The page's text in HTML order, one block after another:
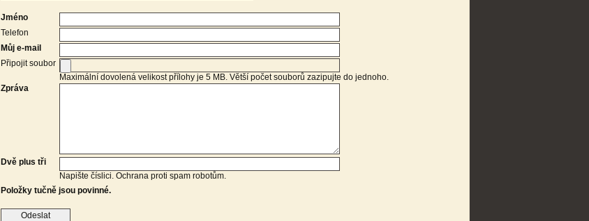
Jméno
Telefon
Můj e-mail
Připojit soubor
Maximální dovolená velikost přílohy je 5 MB. Větší počet souborů zazipujte do jednoho.
Zpráva
Dvě plus tři
Napište číslici. Ochrana proti spam robotům.
Položky tučně jsou povinné.